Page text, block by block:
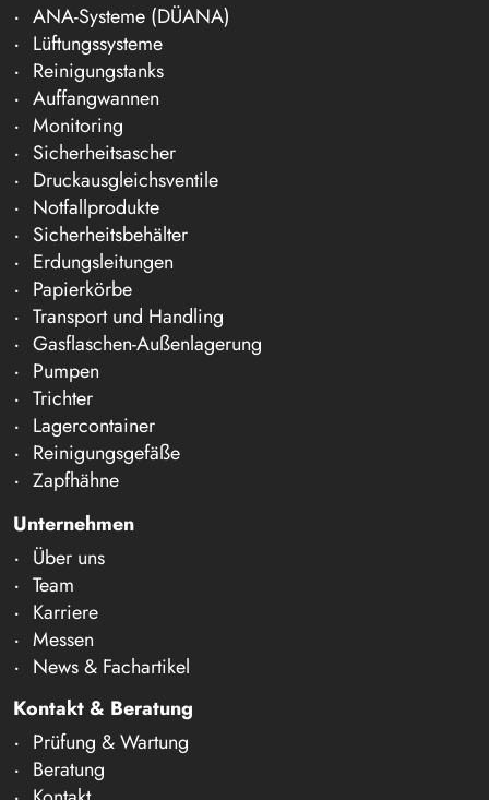
ANA-Systeme (DÜANA)
Lüftungssysteme
Reinigungstanks
Auffangwannen
Monitoring
Sicherheitsascher
Druckausgleichsventile
Notfallprodukte
Sicherheitsbehälter
Erdungsleitungen
Papierkörbe
Transport und Handling
Gasflaschen-Außenlagerung
Pumpen
Trichter
Lagercontainer
Reinigungsgefäße
Zapfhähne
Unternehmen
Über uns
Team
Karriere
Messen
News & Fachartikel
Kontakt & Beratung
Prüfung & Wartung
Beratung